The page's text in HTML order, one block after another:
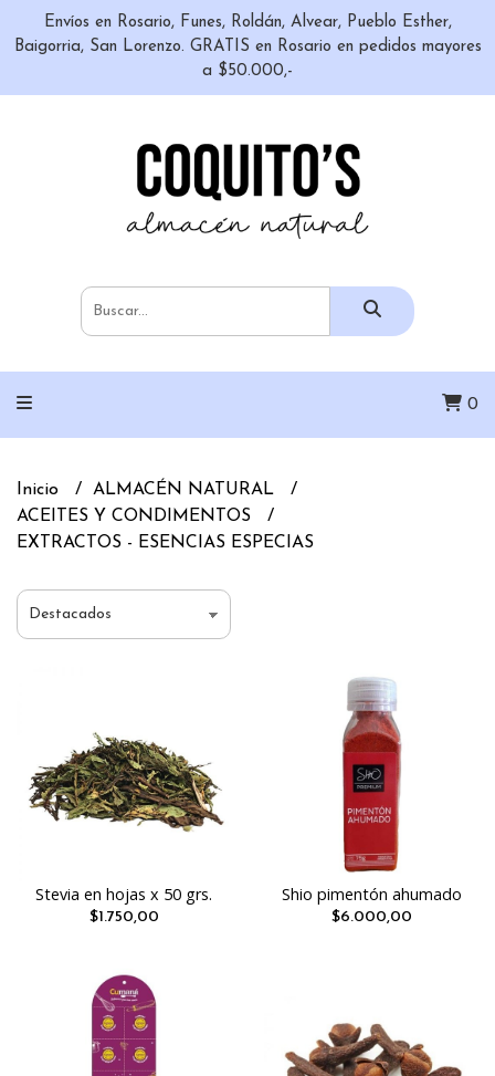
Envíos en Rosario, Funes, Roldán, Alvear, Pueblo Esther,
Baigorria, San Lorenzo. GRATIS en Rosario en pedidos mayores
a $50.000,-
0
Inicio
ALMACÉN NATURAL
ACEITES Y CONDIMENTOS
EXTRACTOS - ESENCIAS ESPECIAS
Stevia en hojas x 50 grs.
$1.750,00
Shio pimentón ahumado
$6.000,00